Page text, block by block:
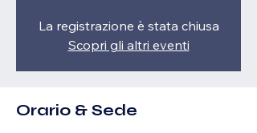
La registrazione è stata chiusa
Scopri gli altri eventi
Orario & Sede